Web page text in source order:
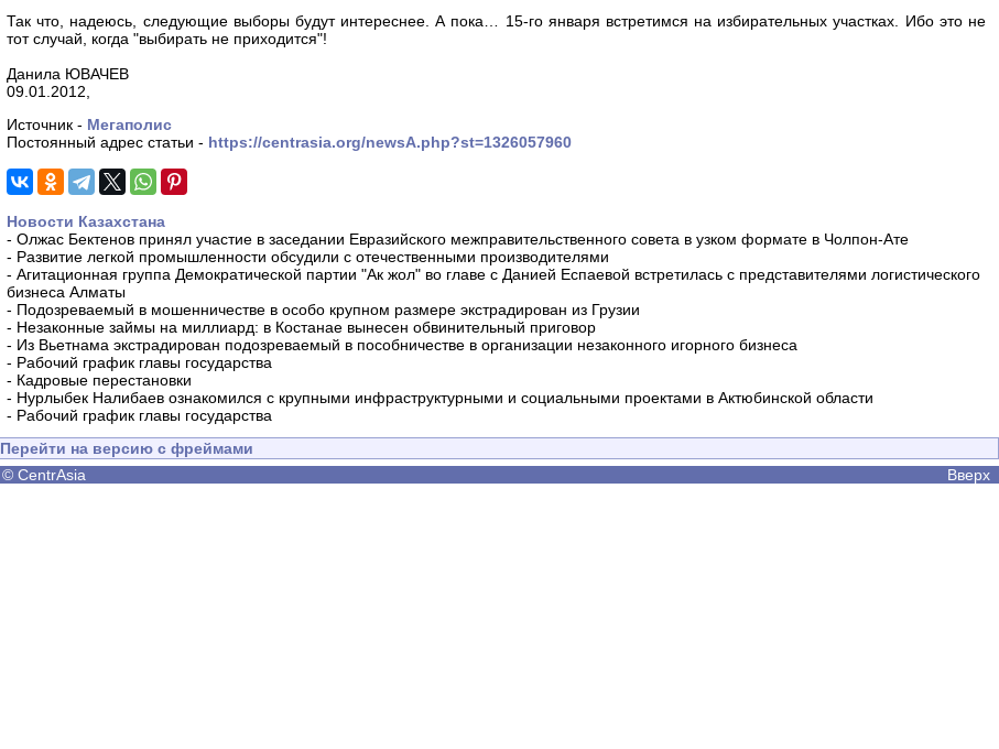
Так что, надеюсь, следующие выборы будут интереснее. А пока… 15-го января встретимся на избирательных участках. Ибо это не
тот случай, когда "выбирать не приходится"!
Данила ЮВАЧЕВ
09.01.2012,
Источник - Мегаполиc
Постоянный адрес статьи - https://centrasia.org/newsA.php?st=1326057960
Новости Казахстана
- Олжас Бектенов принял участие в заседании Евразийского межправительственного совета в узком формате в Чолпон-Ате
- Развитие легкой промышленности обсудили с отечественными производителями
- Агитационная группа Демократической партии "Ак жол" во главе с Данией Еспаевой встретилась с представителями логистического
бизнеса Алматы
- Подозреваемый в мошенничестве в особо крупном размере экстрадирован из Грузии
- Незаконные займы на миллиард: в Костанае вынесен обвинительный приговор
- Из Вьетнама экстрадирован подозреваемый в пособничестве в организации незаконного игорного бизнеса
- Рабочий график главы государства
- Кадровые перестановки
- Нурлыбек Налибаев ознакомился с крупными инфраструктурными и социальными проектами в Актюбинской области
- Рабочий график главы государства
Перейти на версию с фреймами
© CentrAsia Вверх